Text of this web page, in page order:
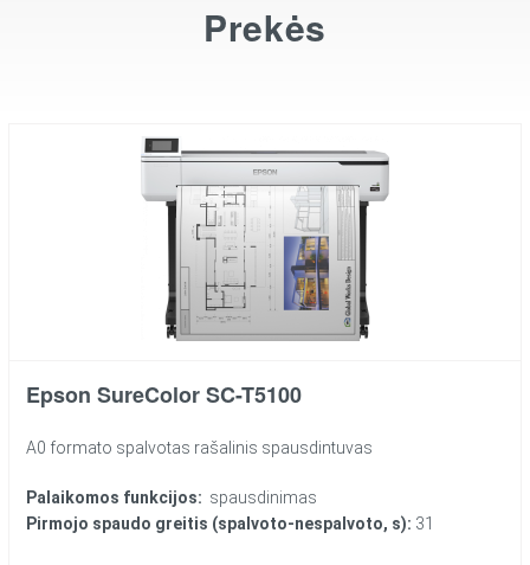
Prekės
Epson SureColor SC-T5100
A0 formato spalvotas rašalinis spausdintuvas
Palaikomos funkcijos: spausdinimas
Pirmojo spaudo greitis (spalvoto-nespalvoto, s): 31